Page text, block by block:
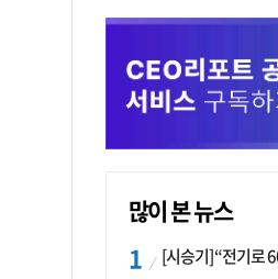
많이 본 뉴스
[시승기] “전기로 60km, 밟으면 462마